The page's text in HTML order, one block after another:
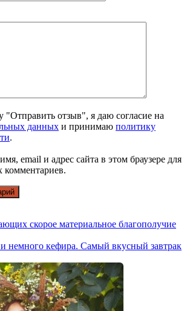
отзыв", я даю согласие на
данных и принимаю политику
.
email и адрес сайта в этом браузере для
скорое материальное благополучие
и немного кефира. Самый вкусный завтрак